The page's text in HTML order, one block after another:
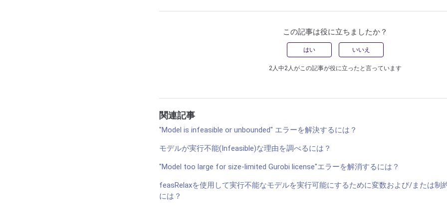
この記事は役に立ちましたか？
はい いいえ
2人中2人がこの記事が役に立ったと言っています
関連記事
"Model is infeasible or unbounded" エラーを解決するには？
モデルが実行不能(Infeasible)な理由を調べるには？
"Model too large for size-limited Gurobi license"エラーを解消するには？
feasRelaxを使用して実行不能なモデルを実行可能にするために変数および/または制
には？